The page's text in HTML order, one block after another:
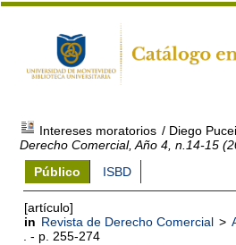
Intereses moratorios / Diego
Derecho Comercial, Año 4, n.14-15
Público
ISBD
[artículo]
in Revista de Derecho Comercial >
. - p. 255-274